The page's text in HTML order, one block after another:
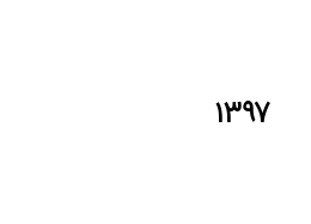
۱۳۹۷